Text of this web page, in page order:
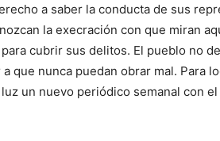
a saber la conducta de sus
la execración con que miran
cubrir sus delitos. El pueblo no
que nunca puedan obrar mal. Para
un nuevo periódico semanal con